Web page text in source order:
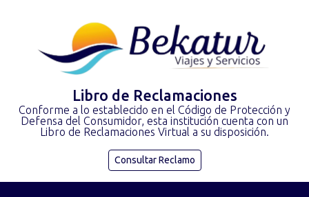
Libro de Reclamaciones
Conforme a lo establecido en el Código de Protección y
Defensa del Consumidor, esta institución cuenta con un
Libro de Reclamaciones Virtual a su disposición.
Consultar Reclamo